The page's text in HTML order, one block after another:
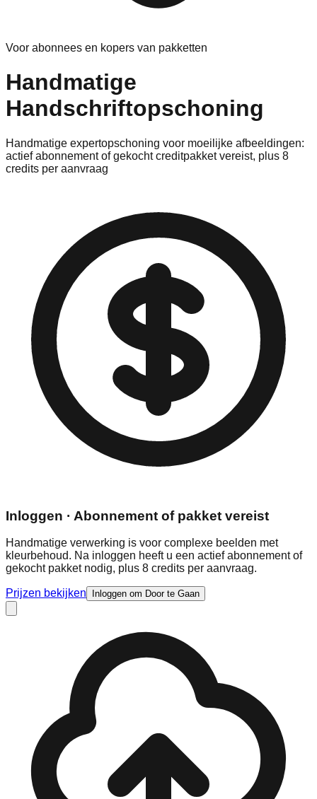
Voor abonnees en kopers van pakketten
Handmatige
Handschriftopschoning
Handmatige expertopschoning voor moeilijke afbeeldingen:
actief abonnement of gekocht creditpakket vereist, plus 8
credits per aanvraag
Inloggen · Abonnement of pakket vereist
Handmatige verwerking is voor complexe beelden met
kleurbehoud. Na inloggen heeft u een actief abonnement of
gekocht pakket nodig, plus 8 credits per aanvraag.
Prijzen bekijken Inloggen om Door te Gaan